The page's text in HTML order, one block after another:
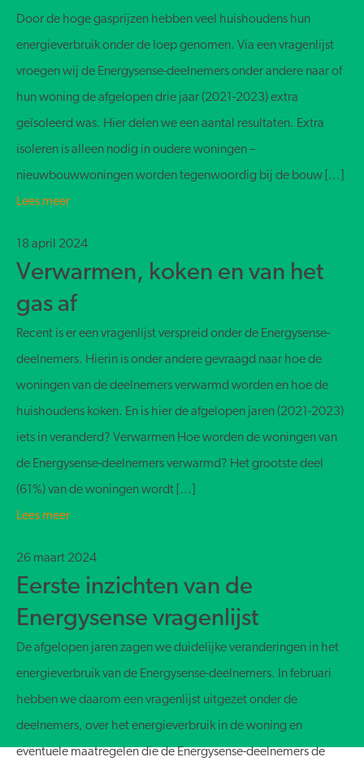
Door de hoge gasprijzen hebben veel huishoudens hun
energieverbruik onder de loep genomen. Via een vragenlijst
vroegen wij de Energysense-deelnemers onder andere naar of
hun woning de afgelopen drie jaar (2021-2023) extra
geïsoleerd was. Hier delen we een aantal resultaten. Extra
isoleren is alleen nodig in oudere woningen –
nieuwbouwwoningen worden tegenwoordig bij de bouw […]
Lees meer
18 april 2024
Verwarmen, koken en van het
gas af
Recent is er een vragenlijst verspreid onder de Energysense-
deelnemers. Hierin is onder andere gevraagd naar hoe de
woningen van de deelnemers verwarmd worden en hoe de
huishoudens koken. En is hier de afgelopen jaren (2021-2023)
iets in veranderd? Verwarmen Hoe worden de woningen van
de Energysense-deelnemers verwarmd? Het grootste deel
(61%) van de woningen wordt […]
Lees meer
26 maart 2024
Eerste inzichten van de
Energysense vragenlijst
De afgelopen jaren zagen we duidelijke veranderingen in het
energieverbruik van de Energysense-deelnemers. In februari
hebben we daarom een vragenlijst uitgezet onder de
deelnemers, over het energieverbruik in de woning en
eventuele maatregelen die de Energysense-deelnemers de